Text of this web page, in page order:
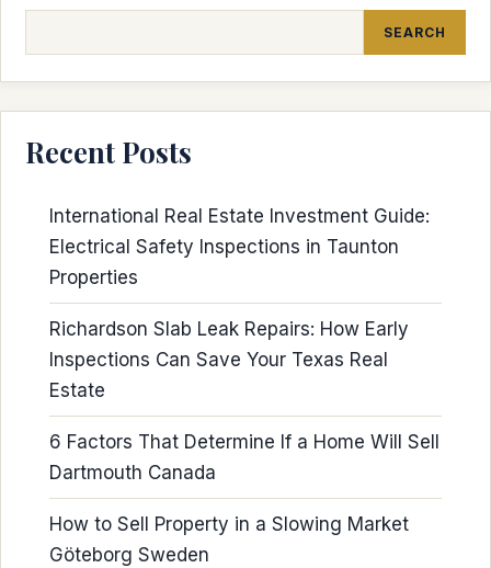
SEARCH
Recent Posts
International Real Estate Investment Guide:
Electrical Safety Inspections in Taunton
Properties
Richardson Slab Leak Repairs: How Early
Inspections Can Save Your Texas Real
Estate
6 Factors That Determine If a Home Will Sell
Dartmouth Canada
How to Sell Property in a Slowing Market
Göteborg Sweden